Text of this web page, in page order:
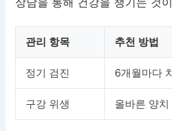
관리 항목 추천 방법
정기 검진 6개월마다
구강 위생 올바른 양